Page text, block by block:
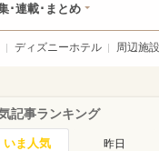
･連載･まとめ
ディズニーホテル 周辺施設
記事ランキング
いま人気 昨日